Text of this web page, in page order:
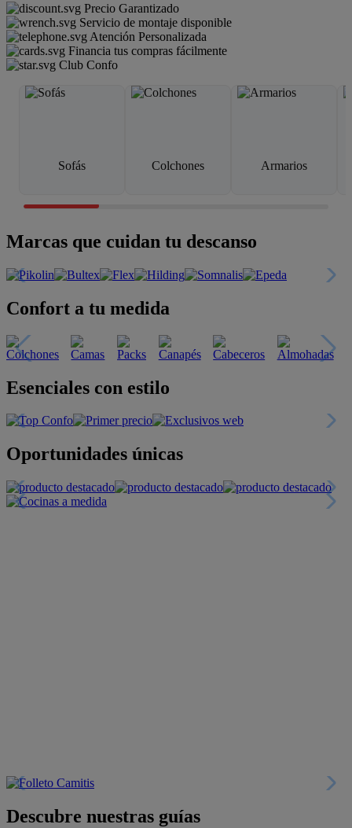
Precio Garantizado
Servicio de montaje disponible
Atención Personalizada
Financia tus compras fácilmente
Club Confo
Sofás Colchones Armarios
Marcas que cuidan tu descanso
Confort a tu medida
Esenciales con estilo
Oportunidades únicas
Descubre nuestras guías